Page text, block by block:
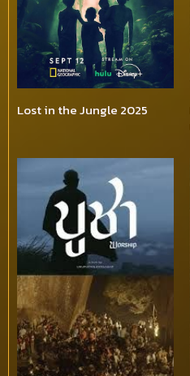
Lost in the Jungle 2025